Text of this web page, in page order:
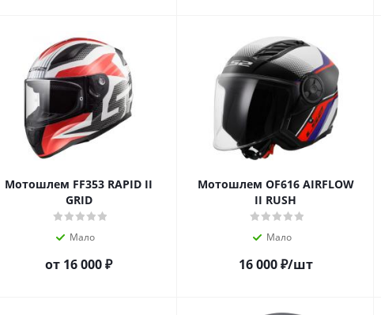
Мотошлем FF353 RAPID II
GRID
Мало
от 16 000 ₽
Мотошлем OF616 AIRFLOW
II RUSH
Мало
16 000₽/шт